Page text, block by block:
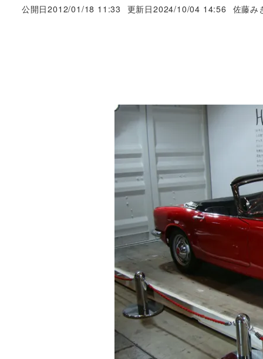
公開日2012/01/18 11:33 更新日2024/10/04 14:56 著
佐藤み